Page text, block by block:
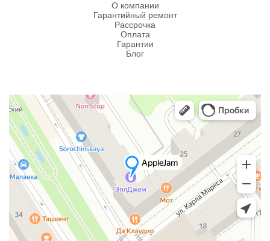
О компании
Гарантийный ремонт
Рассрочка
Оплата
Гарантии
Блог